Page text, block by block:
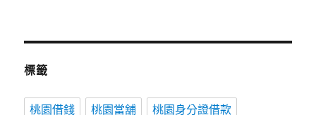
標籤
桃園借錢 桃園當舖 桃園身分證借款